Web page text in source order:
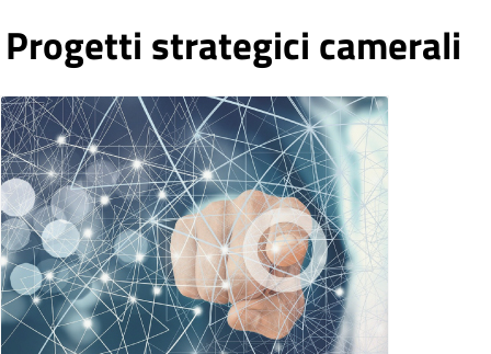
Progetti strategici camerali